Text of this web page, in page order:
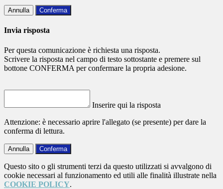
Annulla Conferma
Invia risposta
Per questa comunicazione è richiesta una risposta.
Scrivere la risposta nel campo di testo sottostante e premere sul
bottone CONFERMA per confermare la propria adesione.
Inserire qui la risposta
Attenzione: è necessario aprire l'allegato (se presente) per dare la
conferma di lettura.
Annulla Conferma
Questo sito o gli strumenti terzi da questo utilizzati si avvalgono di
cookie necessari al funzionamento ed utili alle finalità illustrate nella
COOKIE POLICY.